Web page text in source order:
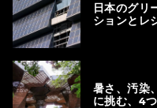
日本のグリ
ションとレ
暑さ、汚染
に挑む、4